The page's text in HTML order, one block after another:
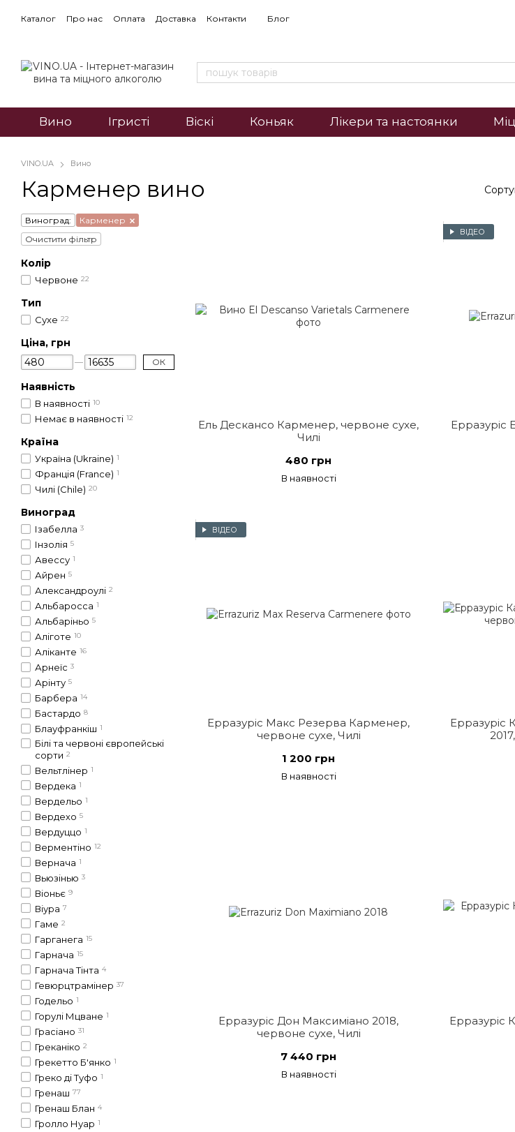
Каталог Про нас Оплата Доставка Контакти Блог
Вино Ігристі Віскі Коньяк Лікери та настоянки
VINO.UA Вино
Карменер вино
Ель Дескансо Карменер, червоне сухе,
Чилі
480 грн
В наявності
ВІДЕО
Ерразуріс
ВІДЕО
Ерразуріс Макс Резерва Карменер,
червоне сухе, Чилі
1 200 грн
В наявності
Ерразуріс
Ерразуріс Дон Максиміано 2018,
червоне сухе, Чилі
7 440 грн
В наявності
Ерразуріс
Виноград:
Карменер
Очистити фільтр
Колір
Червоне 22
Тип
Сухе 22
Ціна, грн
ОК
Наявність
В наявності 10
Немає в наявності 12
Країна
Україна (Ukraine) 1
Франція (France) 1
Чилі (Chile) 20
Виноград
Ізабелла 3
Інзолія 5
Авессу 1
Айрен 5
Александроулі 2
Альбаросса 1
Альбаріньо 5
Аліготе 10
Аліканте 16
Арнеїс 3
Арінту 5
Барбера 14
Бастардо 8
Блауфранкіш 1
Білі та червоні європейські
сорти 2
Вельтлінер 1
Вердека 1
Вердельо 1
Вердехо 5
Вердуццо 1
Верментіно 12
Вернача 1
Вьюзінью 3
Віоньє 9
Віура 7
Гаме 2
Гарганега 15
Гарнача 15
Гарнача Тінта 4
Гевюрцтрамінер 37
Годельо 1
Горулі Мцване 1
Грасіано 31
Греканіко 2
Грекетто Б'янко 1
Греко ді Туфо 1
Гренаш 77
Гренаш Блан 4
Гролло Нуар 1